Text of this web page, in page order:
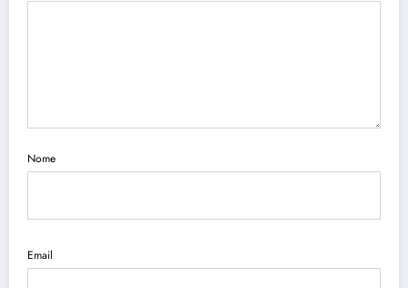
Nome
Email